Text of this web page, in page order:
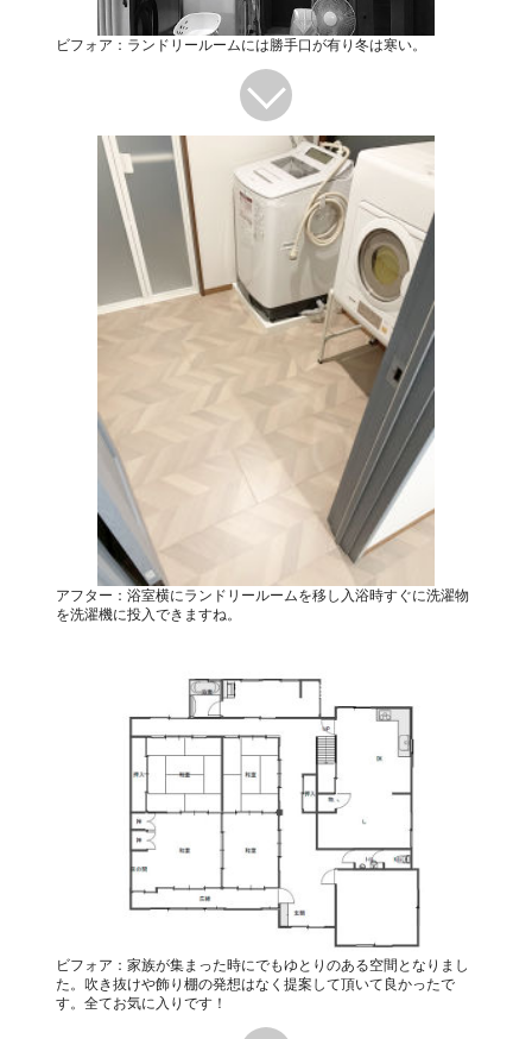
ビフォア：ランドリールームには勝手口が有り冬は寒い。
アフター：浴室横にランドリールームを移し入浴時すぐに洗濯物
を洗濯機に投入できますね。
ビフォア：家族が集まった時にでもゆとりのある空間となりまし
た。吹き抜けや飾り棚の発想はなく提案して頂いて良かったで
す。全てお気に入りです！